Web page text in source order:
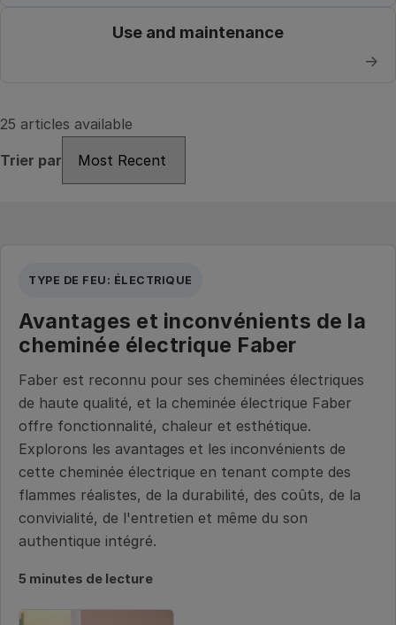
Use and maintenance
→
25 articles available
Trier par
TYPE DE FEU: ÉLECTRIQUE
Avantages et inconvénients de la
cheminée électrique Faber
Faber est reconnu pour ses cheminées électriques
de haute qualité, et la cheminée électrique Faber
offre fonctionnalité, chaleur et esthétique.
Explorons les avantages et les inconvénients de
cette cheminée électrique en tenant compte des
flammes réalistes, de la durabilité, des coûts, de la
convivialité, de l'entretien et même du son
authentique intégré.
5 minutes de lecture